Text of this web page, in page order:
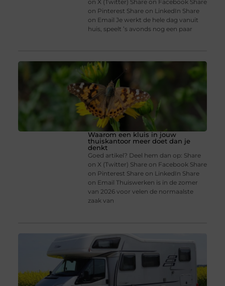
on X (Twitter) Share on Facebook Share
on Pinterest Share on LinkedIn Share
on Email Je werkt de hele dag vanuit
huis, speelt ’s avonds nog een paar
Waarom een kluis in jouw
thuiskantoor meer doet dan je
denkt
Goed artikel? Deel hem dan op: Share
on X (Twitter) Share on Facebook Share
on Pinterest Share on LinkedIn Share
on Email Thuiswerken is in de zomer
van 2026 voor velen de normaalste
zaak van